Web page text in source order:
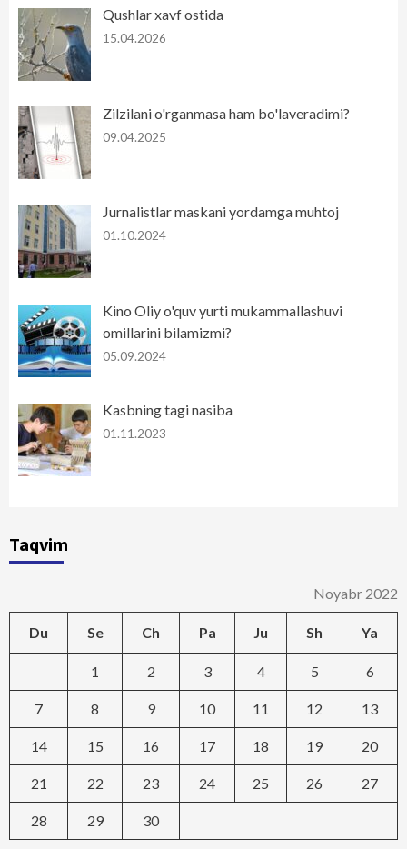
Qushlar xavf ostida
15.04.2026
Zilzilani o'rganmasa ham bo'laveradimi?
09.04.2025
Jurnalistlar maskani yordamga muhtoj
01.10.2024
Kino Oliy o'quv yurti mukammallashuvi
omillarini bilamizmi?
05.09.2024
Kasbning tagi nasiba
01.11.2023
Taqvim
Noyabr 2022
Du Se Ch Pa Ju Sh Ya
1 2 3 4 5 6
7 8 9 10 11 12 13
14 15 16 17 18 19 20
21 22 23 24 25 26 27
28 29 30